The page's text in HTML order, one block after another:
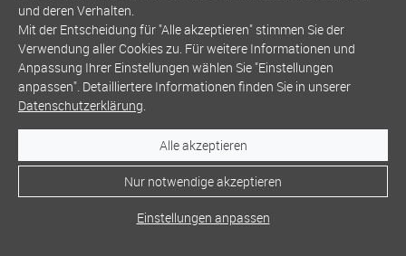
und deren Verhalten.
Mit der Entscheidung für "Alle akzeptieren" stimmen Sie der
Verwendung aller Cookies zu. Für weitere Informationen und
Anpassung Ihrer Einstellungen wählen Sie "Einstellungen
anpassen". Detailliertere Informationen finden Sie in unserer
Datenschutzerklärung.
Alle akzeptieren
Nur notwendige akzeptieren
Einstellungen anpassen